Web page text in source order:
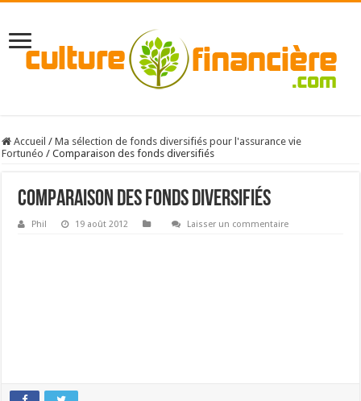
Accueil / Ma sélection de fonds diversifiés pour l'assurance vie
Fortunéo / Comparaison des fonds diversifiés
Comparaison des fonds diversifiés
Phil 19 août 2012 Laisser un commentaire